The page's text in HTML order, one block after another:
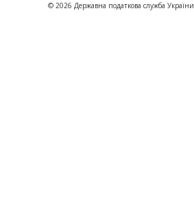
© 2026 Державна податкова служба України